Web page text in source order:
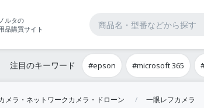
ルタの
品購買サイト
注目のキーワード #epson #microsoft 365
メラ・ネットワークカメラ・ドローン 一眼レフカメラ